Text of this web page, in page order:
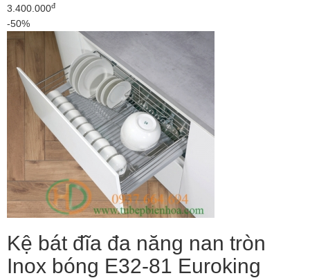
3.400.000đ
-50%
Kệ bát đĩa đa năng nan tròn
Inox bóng E32-81 Euroking